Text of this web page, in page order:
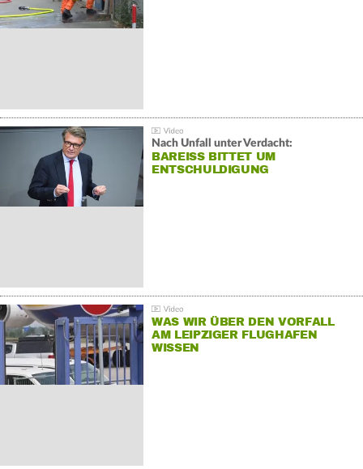
Nach Unfall unter Verdacht:
BAREISS BITTET UM E
NTSCHULDIGUNG
WAS WIR ÜBER DEN VORFALL
AM LEIPZIGER FLUGHAFEN
WISSEN